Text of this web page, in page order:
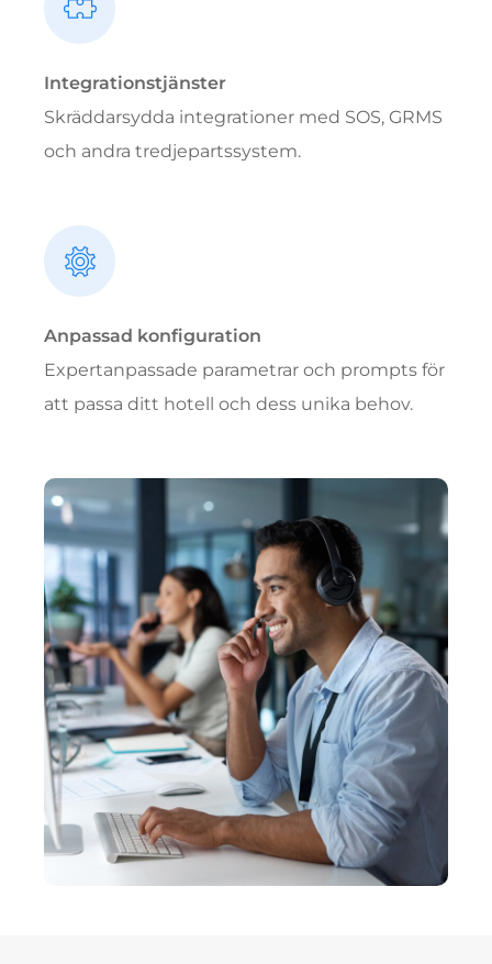
Integrationstjänster
Skräddarsydda integrationer med SOS, GRMS
och andra tredjepartssystem.
Anpassad konfiguration
Expertanpassade parametrar och prompts för
att passa ditt hotell och dess unika behov.